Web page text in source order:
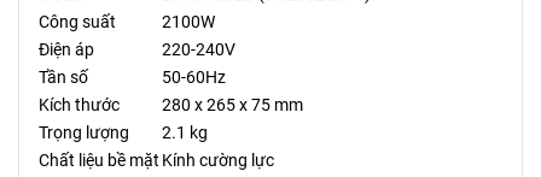
Công suất
2100W
Điện áp
220-240V
Tần số
50-60Hz
Kích thước
280 x 265 x 75 mm
Trọng lượng
2.1 kg
Chất liệu bề mặt Kính cường lực